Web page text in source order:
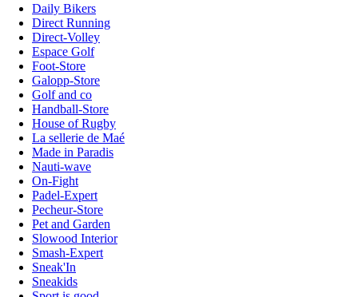
Daily Bikers
Direct Running
Direct-Volley
Espace Golf
Foot-Store
Galopp-Store
Golf and co
Handball-Store
House of Rugby
La sellerie de Maé
Made in Paradis
Nauti-wave
On-Fight
Padel-Expert
Pecheur-Store
Pet and Garden
Slowood Interior
Smash-Expert
Sneak'In
Sneakids